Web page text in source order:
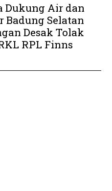
Dukung Air dan
Badung Selatan
Desak Tolak
RPL Finns